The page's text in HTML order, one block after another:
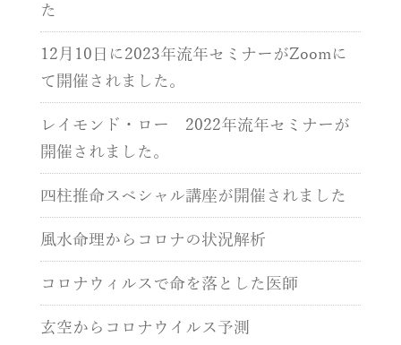
た
12月10日に2023年流年セミナーがZoomに
て開催されました。
レイモンド・ロー 2022年流年セミナーが
開催されました。
四柱推命スペシャル講座が開催されました
風水命理からコロナの状況解析
コロナウィルスで命を落とした医師
玄空からコロナウイルス予測